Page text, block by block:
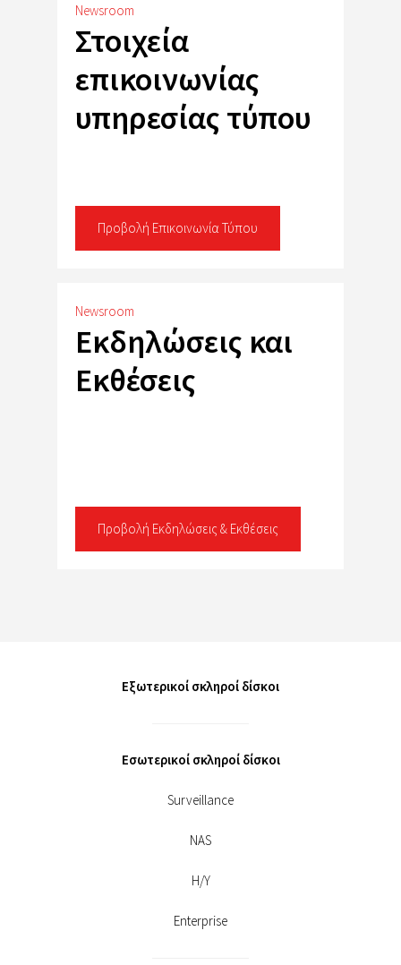
Newsroom
Στοιχεία
επικοινωνίας
υπηρεσίας τύπου
Προβολή Επικοινωνία Τύπου
Newsroom
Εκδηλώσεις και
Εκθέσεις
Προβολή Εκδηλώσεις & Εκθέσεις
Εξωτερικοί σκληροί δίσκοι
Εσωτερικοί σκληροί δίσκοι
Surveillance
NAS
Η/Υ
Enterprise